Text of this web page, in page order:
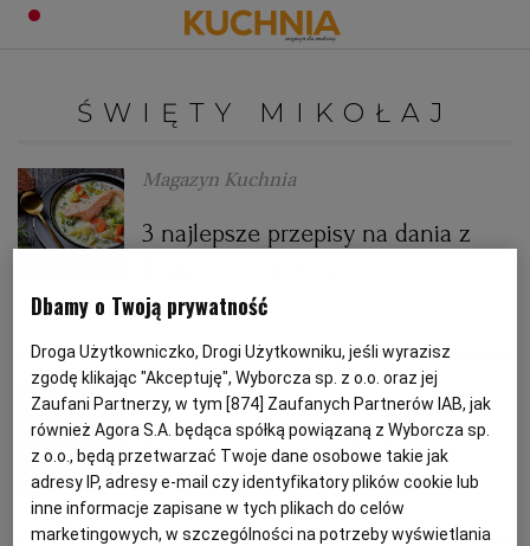
OBIADY
KOLACJE
DESERY
ZUPY
CIASTA
HALLOWEEN
BOŻE NARODZENIE
KARNAWAŁ
WIELKANOC
WALENTYNKI
KUCHNIE ŚWIATA
KUCHNIA WŁOSKA
KUCHNIA BRYTYJSKA
KUCHNIA AFRYKAŃSKA
KUCHNIA JAPOŃSKA
DANIA SEZONOWE
PORADY
SZKOŁA GOTOWANIA
PORADY
ZDROWA DIETA
DIETA
DO POCZYTANIA
Zaloguj się
ŚWIĘTY MIKOŁAJ
Magazyn Kuchnia
3 najlepsze przepisy na dania z
Anna Kwiatkowska
Przysmaki Świętego Mikołaja
BOŻE NARODZENIE HOLANDIA MIKOŁAJKI ŚWIĘTY MIKOŁAJ
Dbamy o Twoją prywatność
Droga Użytkowniczko, Drogi Użytkowniku, jeśli wyrazisz
zgodę klikając "Akceptuję", Wyborcza sp. z o.o. oraz jej
Zaufani Partnerzy, w tym [874] Zaufanych Partnerów IAB, jak
również Agora S.A. będąca spółką powiązaną z Wyborcza sp.
z o.o., będą przetwarzać Twoje dane osobowe takie jak
adresy IP, adresy e-mail czy identyfikatory plików cookie lub
inne informacje zapisane w tych plikach do celów
marketingowych, w szczególności na potrzeby wyświetlania